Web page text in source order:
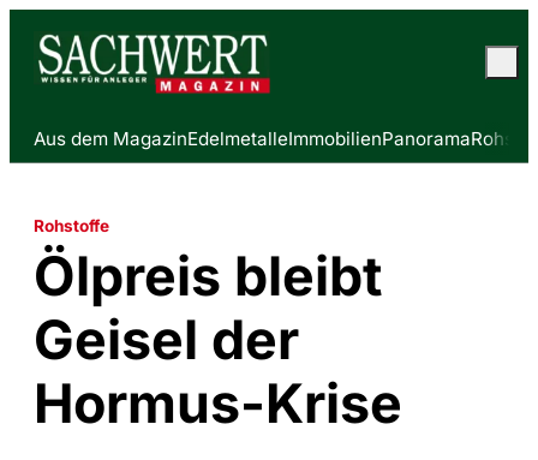
Aus dem MagazinEdelmetalleImmobilienPanorama
Rohstoffe
Ölpreis bleibt
Geisel der
Hormus-Krise